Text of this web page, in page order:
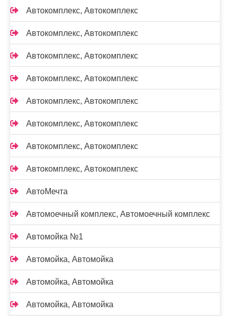
Автокомплекс, Автокомплекс
Автокомплекс, Автокомплекс
Автокомплекс, Автокомплекс
Автокомплекс, Автокомплекс
Автокомплекс, Автокомплекс
Автокомплекс, Автокомплекс
Автокомплекс, Автокомплекс
Автокомплекс, Автокомплекс
АвтоМечта
Автомоечный комплекс, Автомоечный комплекс
Автомойка №1
Автомойка, Автомойка
Автомойка, Автомойка
Автомойка, Автомойка